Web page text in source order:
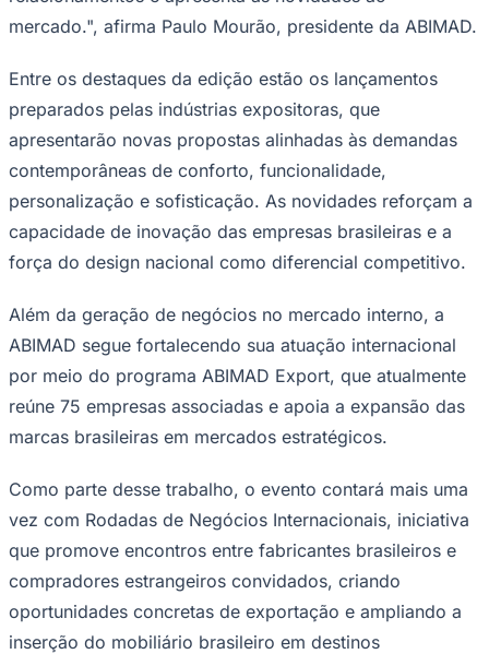
Corinthians
mercado.", afirma Paulo Mourão, presidente da ABIMAD.
Entre os destaques da edição estão os lançamentos
preparados pelas indústrias expositoras, que
apresentarão novas propostas alinhadas às demandas
contemporâneas de conforto, funcionalidade,
personalização e sofisticação. As novidades reforçam a
capacidade de inovação das empresas brasileiras e a
força do design nacional como diferencial competitivo.
Além da geração de negócios no mercado interno, a
ABIMAD segue fortalecendo sua atuação internacional
por meio do programa ABIMAD Export, que atualmente
reúne 75 empresas associadas e apoia a expansão das
marcas brasileiras em mercados estratégicos.
Como parte desse trabalho, o evento contará mais uma
vez com Rodadas de Negócios Internacionais, iniciativa
que promove encontros entre fabricantes brasileiros e
compradores estrangeiros convidados, criando
oportunidades concretas de exportação e ampliando a
inserção do mobiliário brasileiro em destinos